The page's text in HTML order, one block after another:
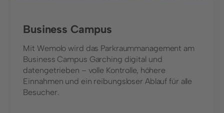
Business Campus
Mit Wemolo wird das Parkraummanagement am
Business Campus Garching digital und
datengetrieben – volle Kontrolle, höhere
Einnahmen und ein reibungsloser Ablauf für alle
Besucher.